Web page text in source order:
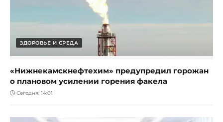
ЗДОРОВЬЕ И СРЕДА
«Нижнекамскнефтехим» предупредил горожан
о плановом усилении горения факела
Сегодня, 14:01